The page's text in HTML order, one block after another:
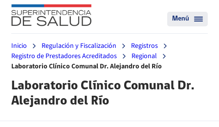
Menú
Inicio Regulación y Fiscalización
Registros
Registro de Prestadores Acreditados
Regional
Laboratorio Clínico Comunal Dr. Alejandro del Río
Laboratorio Clínico Comunal Dr.
Alejandro del Río